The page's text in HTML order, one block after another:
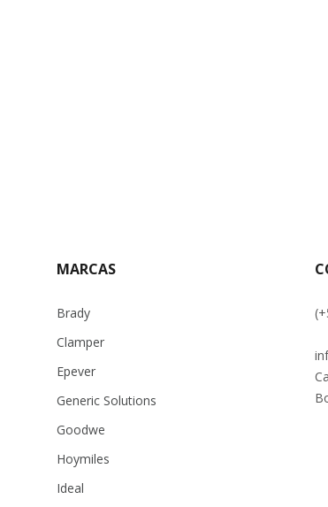
MARCAS
Brady
Clamper
Epever
Generic Solutions
Goodwe
Hoymiles
Ideal